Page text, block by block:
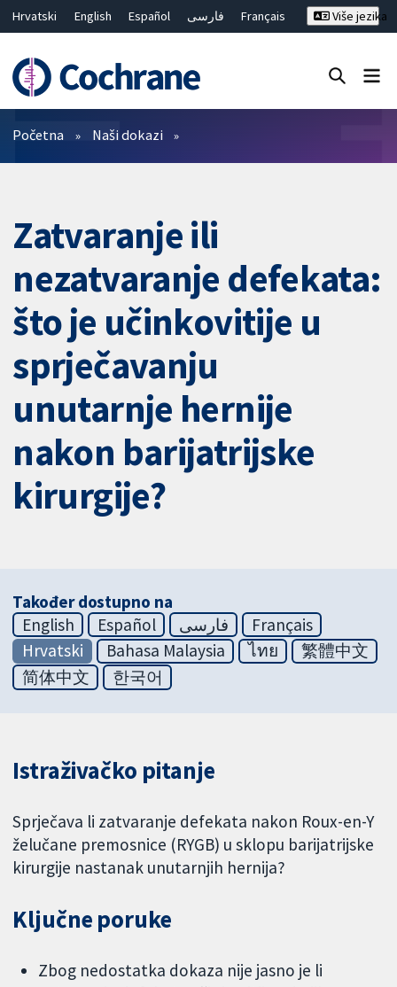
Hrvatski English Español فارسی
Français
繁體中文
简体中文
Više jezika
Prečistači
Početna Naši dokazi
Zatvaranje ili
nezatvaranje defekata:
što je učinkovitije u
sprječavanju
unutarnje hernije
nakon barijatrijske
kirurgije?
Također dostupno na
English
Español فارسی
Français
Hrvatski
Bahasa Malaysia ไทย
繁體中文
简体中文
한국어
Istraživačko pitanje
Sprječava li zatvaranje defekata nakon Roux-en-Y
želučane premosnice (RYGB) u sklopu barijatrijske
kirurgije nastanak unutarnjih hernija?
Ključne poruke
Zbog nedostatka dokaza nije jasno je li